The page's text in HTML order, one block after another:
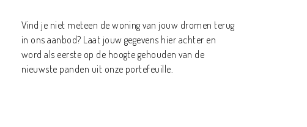
Vind je niet meteen de woning van jouw dromen terug
in ons aanbod? Laat jouw gegevens hier achter en
word als eerste op de hoogte gehouden van de
nieuwste panden uit onze portefeuille.